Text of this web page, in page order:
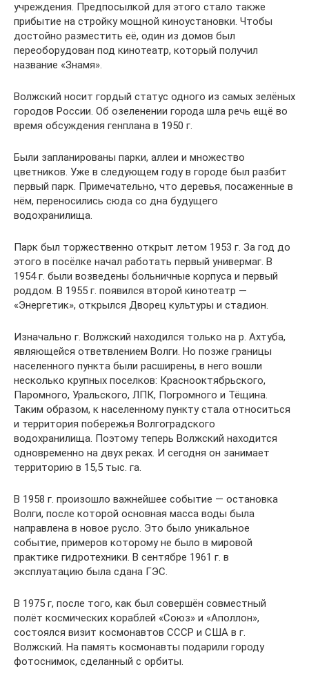
учреждения. Предпосылкой для этого стало также
прибытие на стройку мощной киноустановки. Чтобы
достойно разместить её, один из домов был
переоборудован под кинотеатр, который получил
название «Знамя».
Волжский носит гордый статус одного из самых зелёных
городов России. Об озеленении города шла речь ещё во
время обсуждения генплана в 1950 г.
Были запланированы парки, аллеи и множество
цветников. Уже в следующем году в городе был разбит
первый парк. Примечательно, что деревья, посаженные в
нём, переносились сюда со дна будущего
водохранилища.
Парк был торжественно открыт летом 1953 г. За год до
этого в посёлке начал работать первый универмаг. В
1954 г. были возведены больничные корпуса и первый
роддом. В 1955 г. появился второй кинотеатр —
«Энергетик», открылся Дворец культуры и стадион.
Изначально г. Волжский находился только на р. Ахтуба,
являющейся ответвлением Волги. Но позже границы
населенного пункта были расширены, в него вошли
несколько крупных поселков: Краснооктябрьского,
Паромного, Уральского, ЛПК, Погромного и Тёщина.
Таким образом, к населенному пункту стала относиться
и территория побережья Волгоградского
водохранилища. Поэтому теперь Волжский находится
одновременно на двух реках. И сегодня он занимает
территорию в 15,5 тыс. га.
В 1958 г. произошло важнейшее событие — остановка
Волги, после которой основная масса воды была
направлена в новое русло. Это было уникальное
событие, примеров которому не было в мировой
практике гидротехники. В сентябре 1961 г. в
эксплуатацию была сдана ГЭС.
В 1975 г, после того, как был совершён совместный
полёт космических кораблей «Союз» и «Аполлон»,
состоялся визит космонавтов СССР и США в г.
Волжский. На память космонавты подарили городу
фотоснимок, сделанный с орбиты.